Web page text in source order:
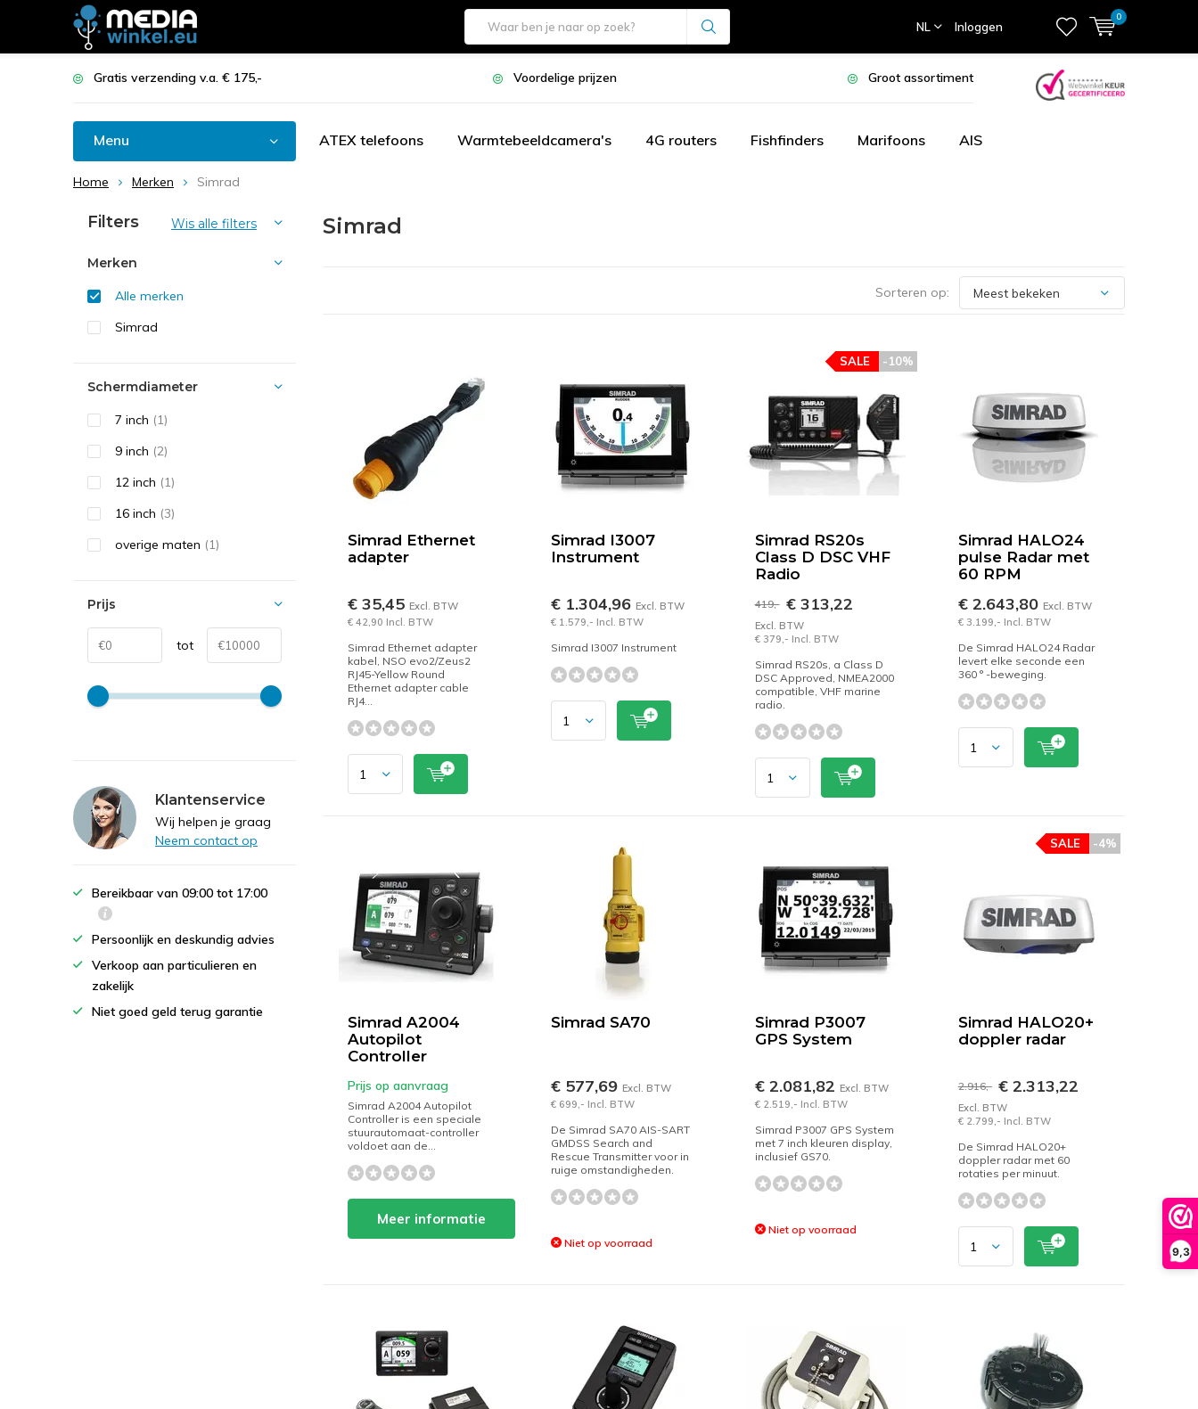
9,3
NL Inloggen
0
Gratis verzending v.a. € 175,- Voordelige prijzen Groot assortiment
Menu ATEX telefoons Warmtebeeldcamera's 4G routers Fishfinders Marifoons AIS
Home Merken Simrad
Simrad
Sorteren op:
Simrad Ethernet
adapter
€ 35,45 Excl. BTW
€ 42,90 Incl. BTW
Simrad Ethernet adapter
kabel, NSO evo2/Zeus2
RJ45-Yellow Round
Ethernet adapter cable
RJ4...
Simrad I3007
Instrument
€ 1.304,96 Excl. BTW
€ 1.579,- Incl. BTW
Simrad I3007 Instrument
Simrad RS20s
Class D DSC VHF
Radio
-10%
SALE
419,- € 313,22
Excl. BTW
€ 379,- Incl. BTW
Simrad RS20s, a Class D
DSC Approved, NMEA2000
compatible, VHF marine
radio.
Simrad HALO24
pulse Radar met
60 RPM
€ 2.643,80 Excl. BTW
€ 3.199,- Incl. BTW
De Simrad HALO24 Radar
levert elke seconde een
360 ° -beweging.
Simrad A2004
Autopilot
Controller
Prijs op aanvraag
Simrad A2004 Autopilot
Controller is een speciale
stuurautomaat-controller
voldoet aan de...
Meer informatie
Simrad SA70
€ 577,69 Excl. BTW
€ 699,- Incl. BTW
De Simrad SA70 AIS-SART
GMDSS Search and
Rescue Transmitter voor in
ruige omstandigheden.
Niet op voorraad
Simrad P3007
GPS System
€ 2.081,82 Excl. BTW
€ 2.519,- Incl. BTW
Simrad P3007 GPS System
met 7 inch kleuren display,
inclusief GS70.
Niet op voorraad
Simrad HALO20+
doppler radar
-4%
SALE
2.916,- € 2.313,22
Excl. BTW
€ 2.799,- Incl. BTW
De Simrad HALO20+
doppler radar met 60
rotaties per minuut.
Filters Wis alle filters
Merken
Alle merken
Simrad
Schermdiameter
7 inch (1)
9 inch (2)
12 inch (1)
16 inch (3)
overige maten (1)
Prijs
tot
Klantenservice
Wij helpen je graag
Neem contact op
Bereikbaar van 09:00 tot 17:00
Persoonlijk en deskundig advies
Verkoop aan particulieren en
zakelijk
Niet goed geld terug garantie